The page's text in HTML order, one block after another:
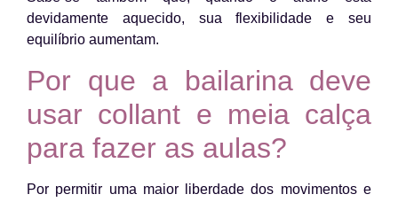
devidamente aquecido, sua flexibilidade e seu
equilíbrio aumentam.
Por que a bailarina deve
usar collant e meia calça
para fazer as aulas?
Por permitir uma maior liberdade dos movimentos e